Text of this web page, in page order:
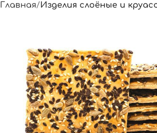
Главная Изделия слоёные и